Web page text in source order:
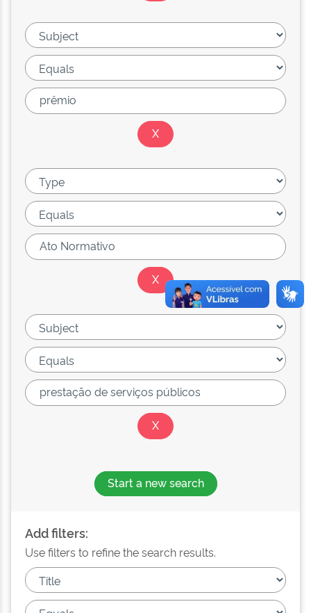
Start a new search
Add filters:
Use filters to refine the search results.